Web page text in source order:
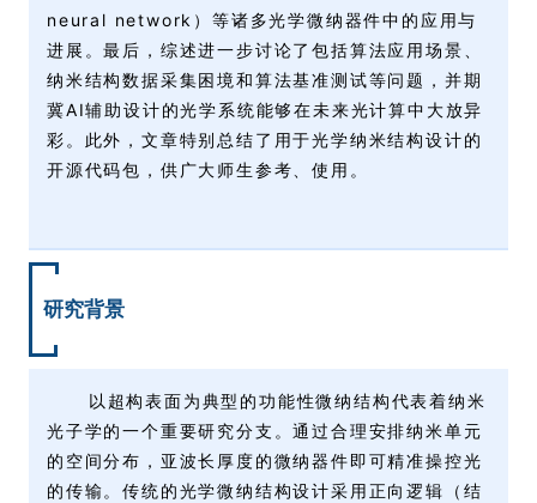
neural network）等诸多光学微纳器件中的应用与
进展。最后，综述进一步讨论了包括算法应用场景、
纳米结构数据采集困境和算法基准测试等问题，并期
冀AI辅助设计的光学系统能够在未来光计算中大放异
彩。此外，文章特别总结了用于光学纳米结构设计的
开源代码包，供广大师生参考、使用。
研究背景
以超构表面为典型的功能性微纳结构代表着纳米
光子学的一个重要研究分支。通过合理安排纳米单元
的空间分布，亚波长厚度的微纳器件即可精准操控光
的传输。传统的光学微纳结构设计采用正向逻辑（结